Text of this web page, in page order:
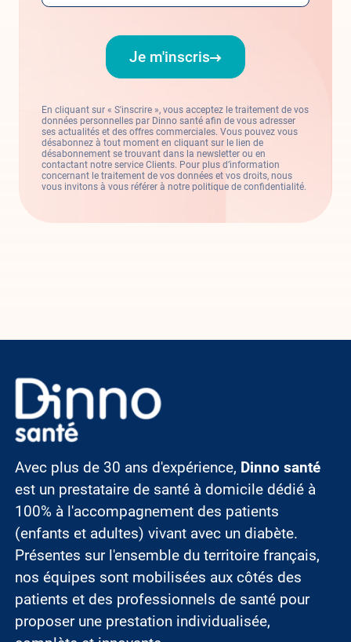
Je m'inscris
En cliquant sur « S'inscrire », vous acceptez le traitement de vos
données personnelles par Dinno santé afin de vous adresser
ses actualités et des offres commerciales. Vous pouvez vous
désabonnez à tout moment en cliquant sur le lien de
désabonnement se trouvant dans la newsletter ou en
contactant notre service Clients. Pour plus d’information
concernant le traitement de vos données et vos droits, nous
vous invitons à vous référer à notre politique de confidentialité.
Image
Avec plus de 30 ans d'expérience, Dinno santé
est un prestataire de santé à domicile dédié à
100% à l'accompagnement des patients
(enfants et adultes) vivant avec un diabète.
Présentes sur l'ensemble du territoire français,
nos équipes sont mobilisées aux côtés des
patients et des professionnels de santé pour
proposer une prestation individualisée,